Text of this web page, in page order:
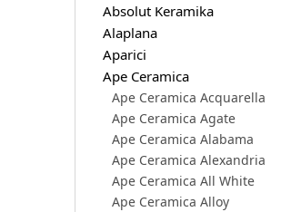
Absolut Keramika
Alaplana
Aparici
Ape Ceramica
Ape Ceramica Acquarella
Ape Ceramica Agate
Ape Ceramica Alabama
Ape Ceramica Alexandria
Ape Ceramica All White
Ape Ceramica Alloy